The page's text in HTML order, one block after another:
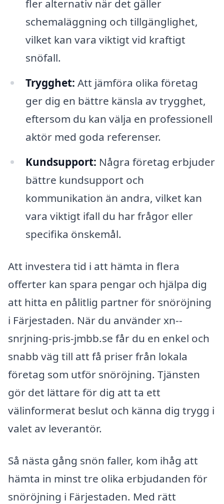
fler alternativ när det gäller
schemaläggning och tillgänglighet,
vilket kan vara viktigt vid kraftigt
snöfall.
Trygghet: Att jämföra olika företag
ger dig en bättre känsla av trygghet,
eftersom du kan välja en professionell
aktör med goda referenser.
Kundsupport: Några företag erbjuder
bättre kundsupport och
kommunikation än andra, vilket kan
vara viktigt ifall du har frågor eller
specifika önskemål.
Att investera tid i att hämta in flera
offerter kan spara pengar och hjälpa dig
att hitta en pålitlig partner för snöröjning
i Färjestaden. När du använder xn--
snrjning-pris-jmbb.se får du en enkel och
snabb väg till att få priser från lokala
företag som utför snöröjning. Tjänsten
gör det lättare för dig att ta ett
välinformerat beslut och känna dig trygg i
valet av leverantör.
Så nästa gång snön faller, kom ihåg att
hämta in minst tre olika erbjudanden för
snöröjning i Färjestaden. Med rätt